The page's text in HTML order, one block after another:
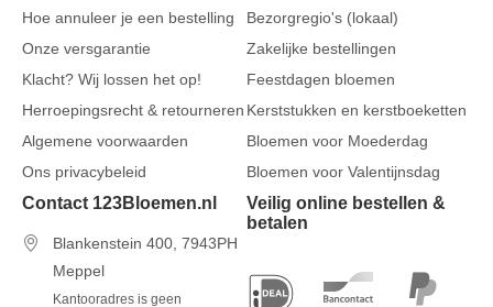
Hoe annuleer je een bestelling
Onze versgarantie
Klacht? Wij lossen het op!
Herroepingsrecht & retourneren
Algemene voorwaarden
Ons privacybeleid
Bezorgregio's (lokaal)
Zakelijke bestellingen
Feestdagen bloemen
Kerststukken en kerstboeketten
Bloemen voor Moederdag
Bloemen voor Valentijnsdag
Contact 123Bloemen.nl
Blankenstein 400, 7943PH
Meppel
Kantooradres is geen
Veilig online bestellen &
betalen